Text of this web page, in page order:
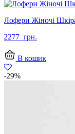
Лофери Жіночі
2277 грн.
В кошик
-29%